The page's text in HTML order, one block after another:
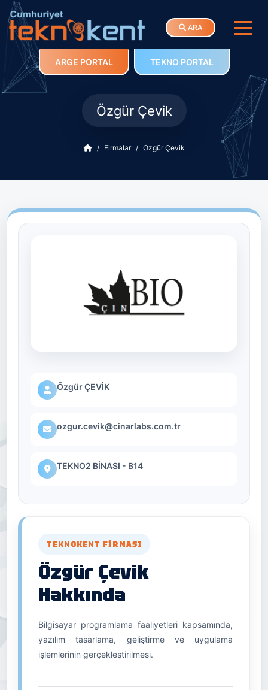
ARA
ARGE PORTAL TEKNO PORTAL
Özgür Çevik
Firmalar Özgür Çevik
Özgür ÇEVİK
ozgur.cevik@cinarlabs.com.tr
TEKNO2 BİNASI - B14
TEKNOKENT FIRMASI
Özgür Çevik
Hakkında
Bilgisayar programlama faaliyetleri kapsamında,
yazılım tasarlama, geliştirme ve uygulama
işlemlerinin gerçekleştirilmesi.